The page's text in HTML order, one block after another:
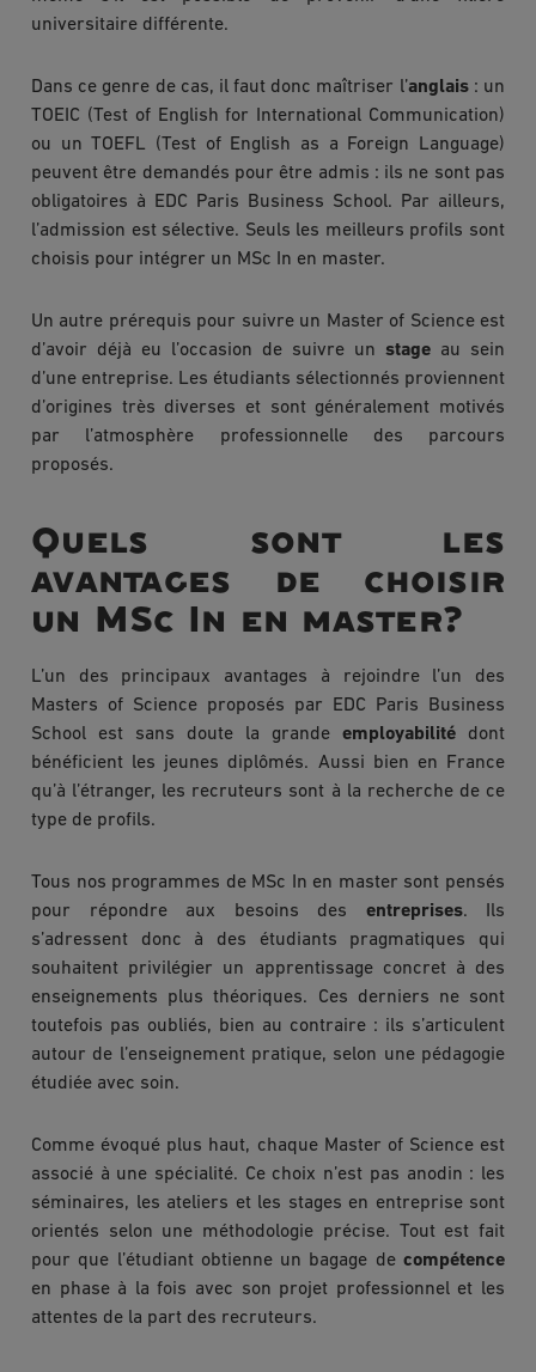
universitaire différente.
Dans ce genre de cas, il faut donc maîtriser l’anglais: un
TOEIC (Test of English for International Communication)
ou un TOEFL (Test of English as a Foreign Language)
peuvent être demandés pour être admis : ils ne sont pas
obligatoires à EDC Paris Business School. Par ailleurs,
l’admission est sélective. Seuls les meilleurs profils sont
choisis pour intégrer un MSc In en master.
Un autre prérequis pour suivre un Master of Science est
d’avoir déjà eu l’occasion de suivre un stage au sein
d’une entreprise. Les étudiants sélectionnés proviennent
d’origines très diverses et sont généralement motivés
par l’atmosphère professionnelle des parcours
proposés.
Quels sont les
avantages de choisir
un MSc In en master?
L’un des principaux avantages à rejoindre l’un des
Masters of Science proposés par EDC Paris Business
School est sans doute la grande employabilité dont
bénéficient les jeunes diplômés. Aussi bien en France
qu’à l’étranger, les recruteurs sont à la recherche de ce
type de profils.
Tous nos programmes de MSc In en master sont pensés
pour répondre aux besoins des entreprises. Ils
s’adressent donc à des étudiants pragmatiques qui
souhaitent privilégier un apprentissage concret à des
enseignements plus théoriques. Ces derniers ne sont
toutefois pas oubliés, bien au contraire : ils s’articulent
autour de l’enseignement pratique, selon une pédagogie
étudiée avec soin.
Comme évoqué plus haut, chaque Master of Science est
associé à une spécialité. Ce choix n’est pas anodin : les
séminaires, les ateliers et les stages en entreprise sont
orientés selon une méthodologie précise. Tout est fait
pour que l’étudiant obtienne un bagage de compétence
en phase à la fois avec son projet professionnel et les
attentes de la part des recruteurs.